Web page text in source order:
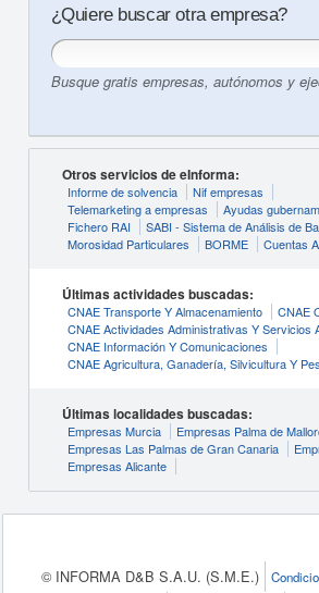
¿Quiere buscar otra empresa?
Busque gratis empresas, autónomos y
Otros servicios de eInforma:
Informe de solvencia
Nif empresas
Telemarketing a empresas
Ayudas
Fichero RAI
SABI - Sistema de Análisis de
Morosidad Particulares
BORME Cuentas
Últimas actividades buscadas:
CNAE Transporte Y Almacenamiento
CNAE
CNAE Actividades Administrativas Y Servicios
CNAE Información Y Comunicaciones
CNAE Agricultura, Ganadería, Silvicultura Y
Últimas localidades buscadas:
Empresas Murcia
Empresas Palma de
Empresas Las Palmas de Gran Canaria
Empresas Alicante
© INFORMA D&B S.A.U. (S.M.E.)